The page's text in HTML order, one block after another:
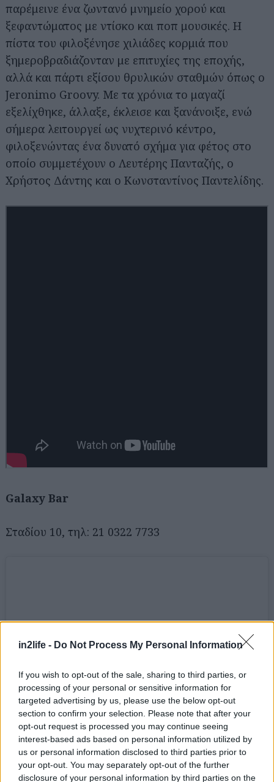
in2life - Do Not Process My Personal Information
If you wish to opt-out of the sale, sharing to third parties, or
processing of your personal or sensitive information for
targeted advertising by us, please use the below opt-out
section to confirm your selection. Please note that after your
opt-out request is processed you may continue seeing
interest-based ads based on personal information utilized by
us or personal information disclosed to third parties prior to
your opt-out. You may separately opt-out of the further
disclosure of your personal information by third parties on the
παρέμεινε ένα ζωντανό μνημείο χορού και
ξεφαντώματος με ντίσκο και ποπ μουσικές. Η
πίστα του φιλοξένησε χιλιάδες κορμιά που
ξημεροβραδιάζονταν με επιτυχίες της εποχής,
αλλά και πάρτι εξίσου θρυλικών σταθμών όπως ο
Jeronimo Groovy. Με τα χρόνια το μαγαζί
εξελίχθηκε, άλλαξε, έκλεισε και ξανάνοιξε, ενώ
σήμερα λειτουργεί ως νυχτερινό κέντρο,
φιλοξενώντας ένα δυνατό σχήμα για φέτος στο
οποίο συμμετέχουν ο Λευτέρης Πανταζής, ο
Χρήστος Δάντης και ο Κωνσταντίνος Παντελίδης.
Galaxy Bar
Σταδίου 10, τηλ: 21 0322 7733
View this post on Instagram